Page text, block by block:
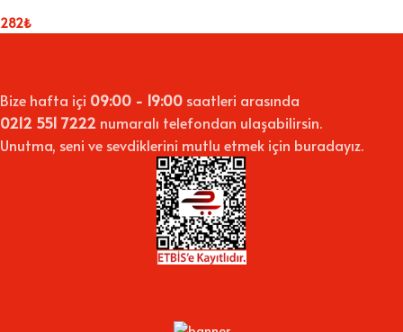
282₺
Bize hafta içi 09:00 - 19:00 saatleri arasında
0212 551 7222 numaralı telefondan ulaşabilirsin.
Unutma, seni ve sevdiklerini mutlu etmek için buradayız.